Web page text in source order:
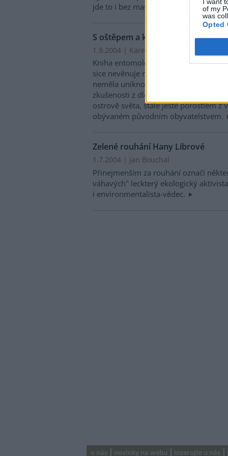
of my
was
Opted
jde to i bez masa.
S oštěpem a kreditkou
1.9.2004 | Karel Stibral
Kniha entomologa Vojtěcha
sice nevěnuje na prvním místě
neměla uniknout naší pozornosti.
zkušenosti z dlouhého pobytu na
ostrově světa, stále ještě porostlém z
obývaném původním obyvatelstvem.
Zelené rouhání Hany Librové
1.7.2004 | Jan Bouchal
Přinejmenším za rouhání označí
váhavých" leckterý ekologický
i environmentalista-vědec.
o nás novinky na webu inzerujte u nás